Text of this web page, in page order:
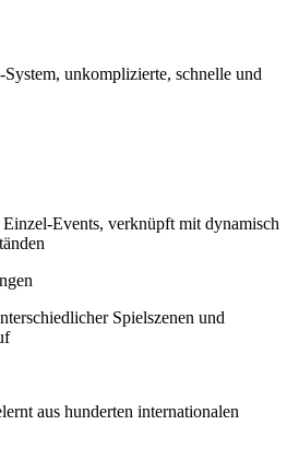
unkomplizierte, schnelle und
Events, verknüpft mit dynamisch
Spielszenen und
aus hunderten internationalen